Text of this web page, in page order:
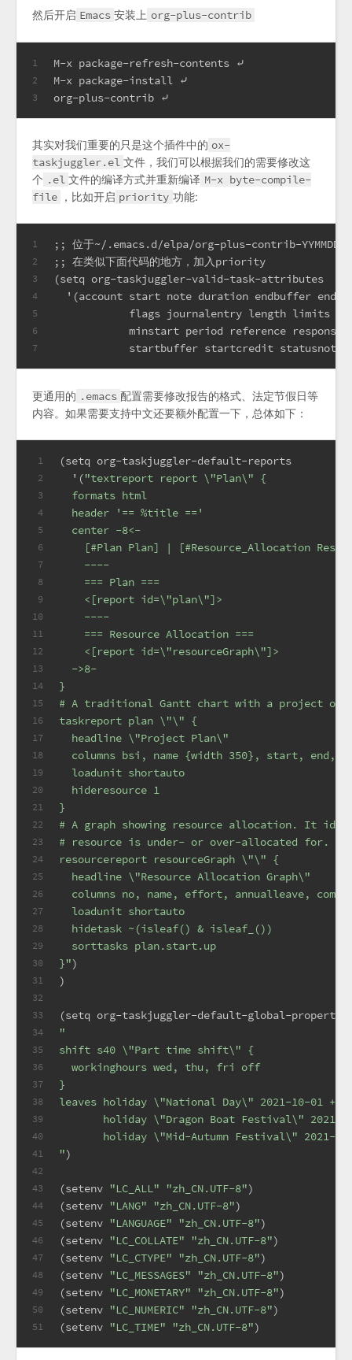
然后开启 Emacs 安装上 org-plus-contrib
1
2
3
M-x package-refresh-contents ⤶
M-x package-install ⤶
org-plus-contrib ⤶
其实对我们重要的只是这个插件中的 ox-
taskjuggler.el 文件，我们可以根据我们的需要修改这
个 .el 文件的编译方式并重新编译 M-x byte-compile-
file ，比如开启 priority 功能:
1
2
3
4
5
6
7
;; 位于~/.emacs.d/elpa/org-plus-contrib-
;; 在类似下面代码的地方，加入priority
(setq org-taskjuggler-valid-task-attributes
'(account start note duration endbuffer
flags journalentry length limits
minstart period reference
startbuffer startcredit statusnote
更通用的 .emacs 配置需要修改报告的格式、法定节假日等
内容。如果需要支持中文还要额外配置一下，总体如下：
1
2
3
4
5
6
7
8
9
10
11
12
13
14
15
16
17
18
19
20
21
22
23
24
25
26
27
28
29
30
31
32
33
34
35
36
37
38
39
40
41
42
43
44
45
46
47
48
49
50
51
(setq org-taskjuggler-default-reports
  '(
"textreport report \"Plan\" {
  formats html
  header '== %title =='
  center -8<-
[#Plan Plan] | [#Resource_Allocation
    ----
    === Plan ===
    <[report id=\"plan\"]>
    ----
    === Resource Allocation ===
    <[report id=\"resourceGraph\"]>
  ->8-
}
# A traditional Gantt chart with a project
taskreport plan \"\" {
  headline \"Project Plan\"
columns bsi, name {width 350}, start, end,
  loadunit shortauto
  hideresource 1
}
# A graph showing resource allocation. It
# resource is under- or over-allocated for.
resourcereport resourceGraph \"\" {
  headline \"Resource Allocation Graph\"
columns no, name, effort, annualleave,
  loadunit shortauto
  hidetask ~(isleaf() & isleaf_())
  sorttasks plan.start.up
}")
)
(setq org-taskjuggler-default-global-
"
shift s40 \"Part time shift\" {
  workinghours wed, thu, fri off
}
leaves holiday \"National Day\" 2021-10-01
holiday \"Dragon Boat Festival\" 2021-
holiday \"Mid-Autumn Festival\" 2021-
")
(setenv "LC_ALL" "zh_CN.UTF-8")
(setenv "LANG" "zh_CN.UTF-8")
(setenv "LANGUAGE" "zh_CN.UTF-8")
(setenv "LC_COLLATE" "zh_CN.UTF-8")
(setenv "LC_CTYPE" "zh_CN.UTF-8")
(setenv "LC_MESSAGES" "zh_CN.UTF-8")
(setenv "LC_MONETARY" "zh_CN.UTF-8")
(setenv "LC_NUMERIC" "zh_CN.UTF-8")
(setenv "LC_TIME" "zh_CN.UTF-8")